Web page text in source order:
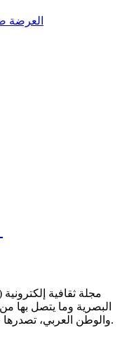
العرضة
مجلة ثقافية
البصرية وما يتصل بها
والوطن العربي، تصدرها جماعة فرقد الإبداعية_نادي الطائف الأدبي.